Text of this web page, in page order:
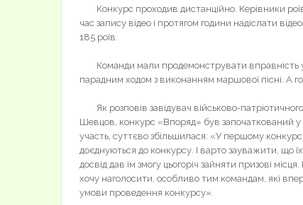
Конкурс проходив дистанційно. Керівники
час запису відео і протягом години надіслати
185 роїв.
Команди мали продемонструвати вправність у
парадним ходом з виконанням маршової пісні. А
Як розповів завідувач військово-
Шевцов, конкурс «Впоряд» був започаткований у
участь, суттєво збільшилася: «У першому
доєднуються до конкурсу. І варто зауважити, що їх
досвід дав їм змогу цьогоріч зайняти призові
хочу наголосити, особливо тим командам, які
умови проведення конкурсу».